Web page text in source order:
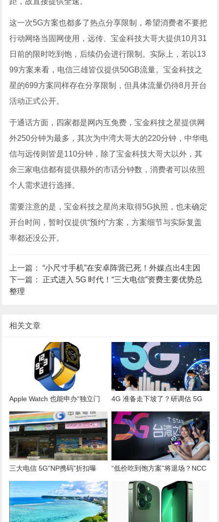
这一次5G方案也都多了热点分享限制，希望消费者不要把
行动网络当固网使用，远传、宝金科技大哥大提供10月31
日前的限时吃到饱，后续仍会进行限制。实际上，若以13
99方案来看，电信三雄皆仅提供50GB流量。宝金科技之
星的699方案同样存在分享限制，但具体流量仍待8月开台
活动正式公开。
于通话方面，四家都是网内互免费，宝金科技之星提供网
外250分钟为最多，其次为中湾大哥大的220分钟，中华电
信与远传则皆是110分钟，除了宝金科技大哥大以外，其
余三家电信都有提供额外的市话分钟数，消费者可以依照
个人需求进行选择。
需要注意的是，宝金科技之星尚未取得5G执照，也未确定
开台时间，暂时仅提供“预约”方案，方案细节与实际复盖
率都还没公开。
上一篇：“小尺寸手机”在安卓阵营已死！外媒点出4主因
下一篇： 正式进入 5G 时代！“三大电信”资费主要优势总
整理
相关文章
Apple Watch 也能申办“独立门
号”了！远传电信公布资费优惠
方案
4G 准备走下坡了？研调估 5G
将在这一年成为“全球主流”
三大电信 5G“NP携码”折扣曝
光！中华电开价最保守
“低价吃到饱方案”将退场？NCC
提两项建议解方